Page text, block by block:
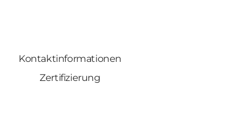
Kontaktinformationen
Zertifizierung